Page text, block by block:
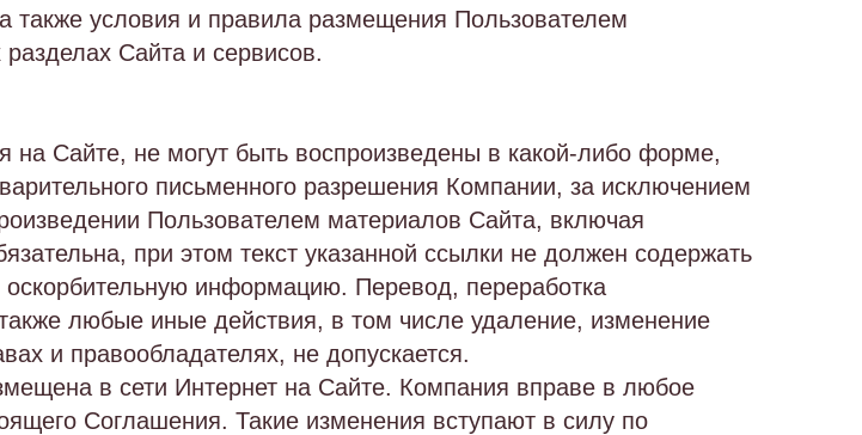
также условия и правила размещения Пользователем
Сайта и сервисов.
Сайте, не могут быть воспроизведены в какой-либо форме,
письменного разрешения Компании, за исключением
Пользователем материалов Сайта, включая
при этом текст указанной ссылки не должен содержать
информацию. Перевод, переработка
любые иные действия, в том числе удаление, изменение
и правообладателях, не допускается.
в сети Интернет на Сайте. Компания вправе в любое
Соглашения. Такие изменения вступают в силу по